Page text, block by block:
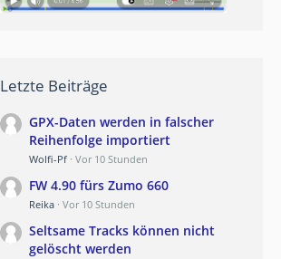
Letzte Beiträge
GPX-Daten werden in falscher
Reihenfolge importiert
Wolfi-Pf Vor 10 Stunden
FW 4.90 fürs Zumo 660
Reika Vor 10 Stunden
Seltsame Tracks können nicht
gelöscht werden